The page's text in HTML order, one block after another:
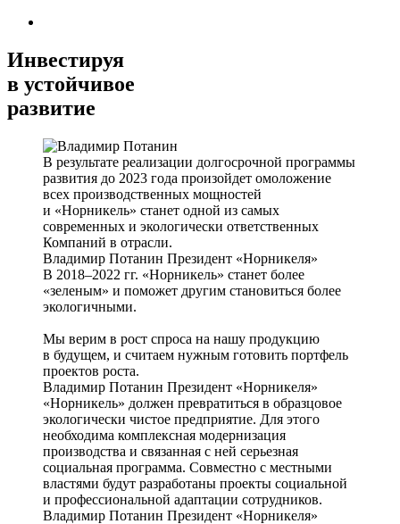
Инвестируя
в устойчивое
развитие
В результате реализации долгосрочной программы
развития до 2023 года произойдет омоложение
всех производственных мощностей
и «Норникель» станет одной из самых
современных и экологически ответственных
Компаний в отрасли.
Владимир Потанин Президент «Норникеля»
В 2018–2022 гг. «Норникель» станет более
«зеленым» и поможет другим становиться более
экологичными.
Мы верим в рост спроса на нашу продукцию
в будущем, и считаем нужным готовить портфель
проектов роста.
Владимир Потанин Президент «Норникеля»
«Норникель» должен превратиться в образцовое
экологически чистое предприятие. Для этого
необходима комплексная модернизация
производства и связанная с ней серьезная
социальная программа. Совместно с местными
властями будут разработаны проекты социальной
и профессиональной адаптации сотрудников.
Владимир Потанин Президент «Норникеля»